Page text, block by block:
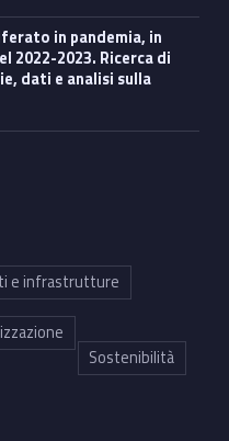
2022-2023. Ricerca di
dati e analisi sulla
e infrastrutture
Sostenibilità